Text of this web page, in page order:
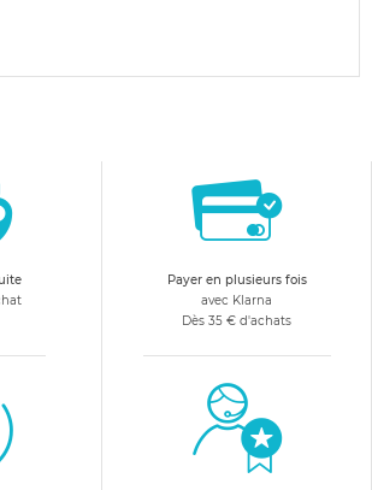
Payer en plusieurs fois
avec Klarna
Dès 35 € d'achats